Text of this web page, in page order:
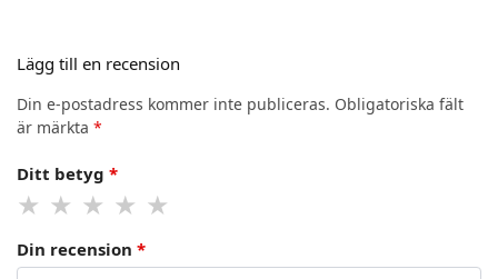
Lägg till en recension
Din e-postadress kommer inte publiceras. Obligatoriska fält
är märkta *
Ditt betyg *
Din recension *